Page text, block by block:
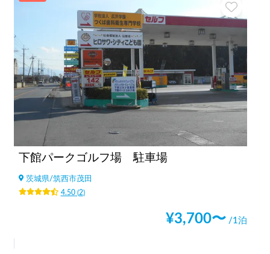
下館パークゴルフ場 駐車場
茨城県/筑西市茂田
4.50(2)
¥3,700〜 /1泊